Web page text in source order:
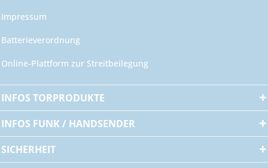
Impressum
Batterieverordnung
Online-Plattform zur Streitbeilegung
INFOS TORPRODUKTE
INFOS FUNK / HANDSENDER
SICHERHEIT